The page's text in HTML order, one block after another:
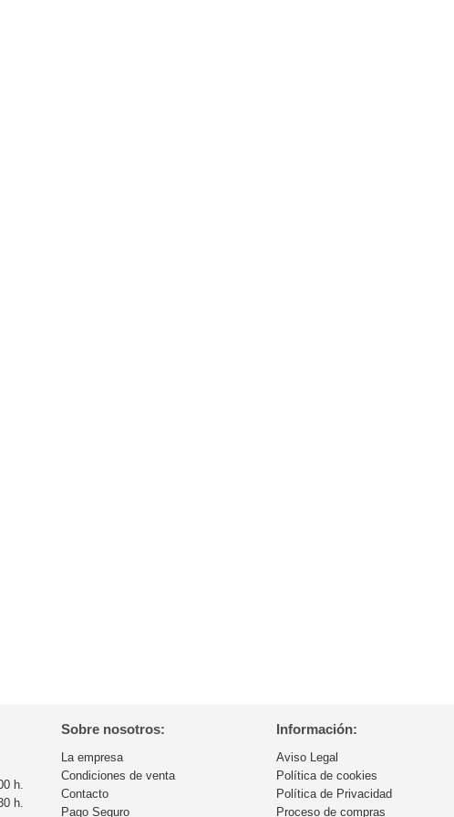
h.
h.
Sobre nosotros:
La empresa
Condiciones de venta
Contacto
Pago Seguro
Información:
Aviso Legal
Política de cookies
Política de Privacidad
Proceso de compras